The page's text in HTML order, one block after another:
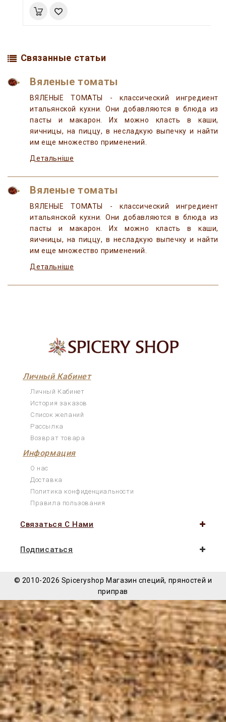
Связанные статьи
Вяленые томаты
ВЯЛЕНЫЕ ТОМАТЫ - классический ингредиент
итальянской кухни. Они добавляются в блюда из
пасты и макарон. Их можно класть в каши,
яичницы, на пиццу, в несладкую выпечку и найти
им еще множество применений.
Детальніше
Вяленые томаты
ВЯЛЕНЫЕ ТОМАТЫ - классический ингредиент
итальянской кухни. Они добавляются в блюда из
пасты и макарон. Их можно класть в каши,
яичницы, на пиццу, в несладкую выпечку и найти
им еще множество применений.
Детальніше
Личный Кабинет
Личный Кабинет
История заказов
Список желаний
Рассылка
Возврат товара
Информация
О нас
Доставка
Политика конфиденциальности
Правила пользования
Связаться С Нами
Подписаться
© 2010-2026 Spiceryshop Магазин специй, пряностей и
приправ